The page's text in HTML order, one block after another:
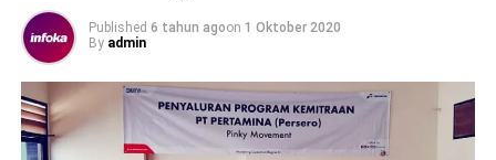
Published 6 tahun agoon 1 Oktober 2020
By admin